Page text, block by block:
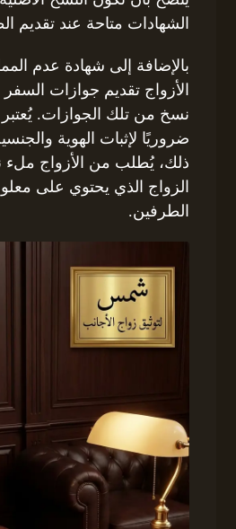
الشهادات متاحة عند تقديم
بالإضافة إلى شهادة عدم
الأزواج تقديم جوازات السفر
نسخ من تلك الجوازات. يُعتبر
ضروريًا لإثبات الهوية
ذلك، يُطلب من الأزواج
الزواج الذي يحتوي على
الطرفين.